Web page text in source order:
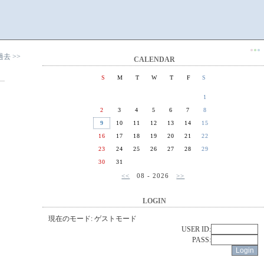
去 >>
●●●
CALENDAR
S M T W T F S
1
2
3 4 5 6 7
8
9
10 11 12 13 14
15
16
17 18 19 20 21
22
23
24 25 26 27 28
29
30
31
<< 08 - 2026>>
LOGIN
現在のモード: ゲストモード
USER ID:
PASS: